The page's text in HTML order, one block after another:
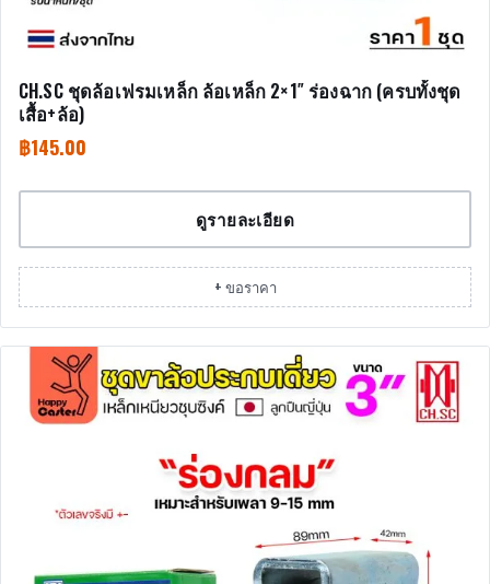
CH.SC ชุดล้อเฟรมเหล็ก ล้อเหล็ก 2×1″ ร่องฉาก (ครบทั้งชุด
เสื้อ+ล้อ)
฿145.00
ดูรายละเอียด
+ ขอราคา